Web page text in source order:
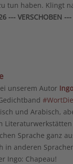
tun haben. Klingt
--- VERSCHOBEN ---
unserem Autor
und Arabisch,
Sprache ganz
in anderen
Ingo: Chapeau!